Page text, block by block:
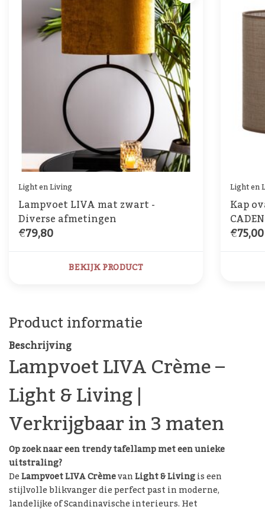
Light en Living
Lampvoet LIVA mat zwart -
Diverse afmetingen
€79,80
BEKIJK PRODUCT
Light en
Kap
€75,00
Product informatie
Beschrijving
Lampvoet LIVA Crème –
Light & Living |
Verkrijgbaar in 3 maten
Op zoek naar een trendy tafellamp met een unieke
uitstraling?
DeLampvoet LIVA CrèmevanLight & Livingis een
stijlvolle blikvanger die perfect past in moderne,
landelijke of Scandinavische interieurs. Het